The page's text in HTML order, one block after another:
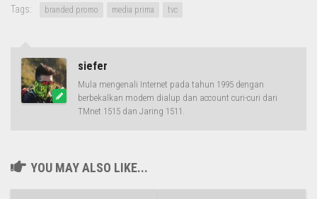
Tags: branded promo media prima tvc
siefer
Mula mengenali Internet pada tahun 1995 dengan
berbekalkan modem dialup dan account curi-curi dari
TMnet 1515 dan Jaring 1511.
YOU MAY ALSO LIKE...